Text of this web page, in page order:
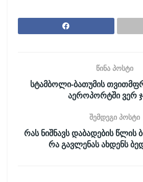
წინა პოსტი
სტამბოლი-ბათუმის
აეროპორტში ვერ
შემდეგი პოსტი
რას ნიშნავს დაბადების
რა გავლენას ახდენს